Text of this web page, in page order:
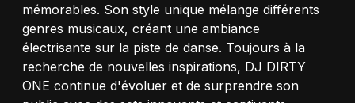
mémorables. Son style unique mélange différents
genres musicaux, créant une ambiance
électrisante sur la piste de danse. Toujours à la
recherche de nouvelles inspirations, DJ DIRTY
ONE continue d'évoluer et de surprendre son